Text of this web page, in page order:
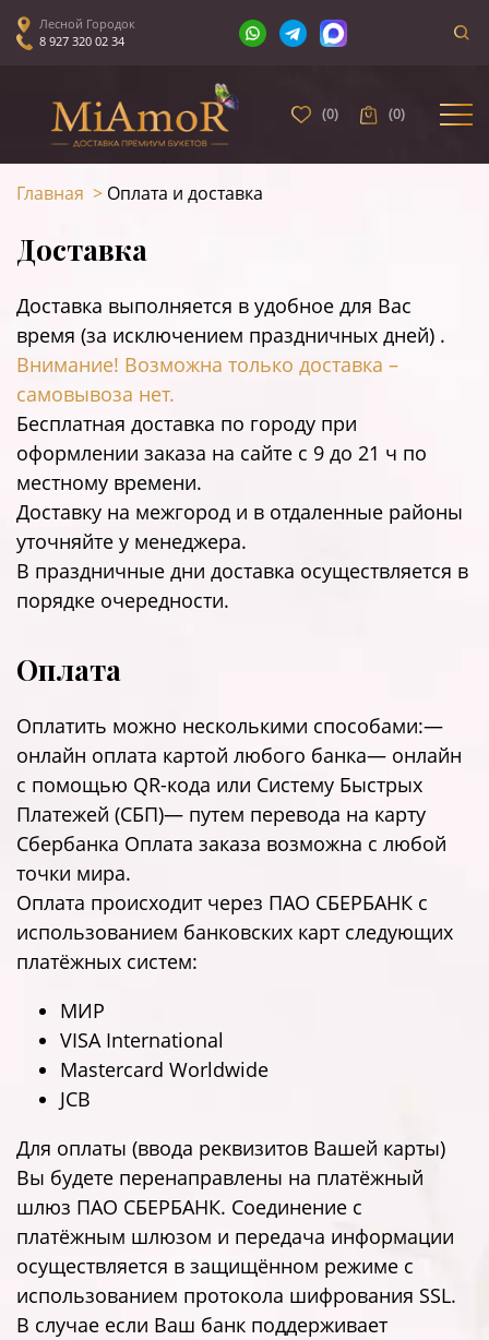
Лесной Городок
8 927 320 02 34
(0) (0)
Главная > Оплата и доставка
Доставка
Доставка выполняется в удобное для Вас
время (за исключением праздничных дней) .
Внимание! Возможна только доставка –
самовывоза нет.
Бесплатная доставка по городу при
оформлении заказа на сайте c 9 до 21 ч по
местному времени.
Доставку на межгород и в отдаленные районы
уточняйте у менеджера.
В праздничные дни доставка осуществляется в
порядке очередности.
Оплата
Оплатить можно несколькими способами:—
онлайн оплата картой любого банка— онлайн
с помощью QR-кода или Систему Быстрых
Платежей (СБП)— путем перевода на карту
Сбербанка Оплата заказа возможна с любой
точки мира.
Оплата происходит через ПАО СБЕРБАНК с
использованием банковских карт следующих
платёжных систем:
МИР
VISA International
Mastercard Worldwide
JCB
Для оплаты (ввода реквизитов Вашей карты)
Вы будете перенаправлены на платёжный
шлюз ПАО СБЕРБАНК. Соединение с
платёжным шлюзом и передача информации
осуществляется в защищённом режиме с
использованием протокола шифрования SSL.
В случае если Ваш банк поддерживает